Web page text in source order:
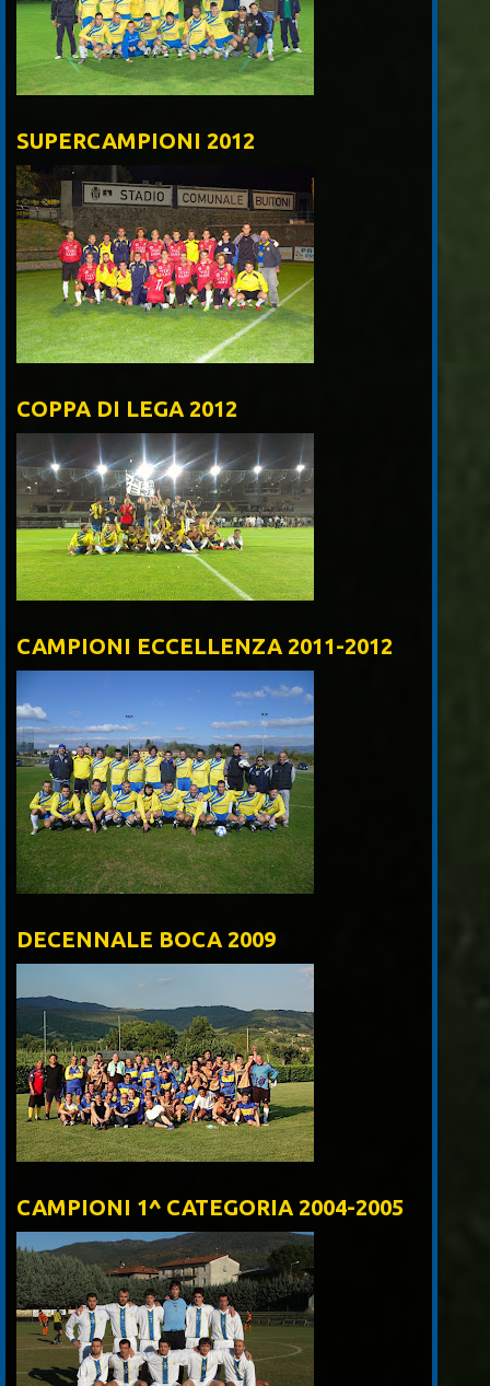
SUPERCAMPIONI 2012
COPPA DI LEGA 2012
CAMPIONI ECCELLENZA 2011-2012
DECENNALE BOCA 2009
CAMPIONI 1^ CATEGORIA 2004-2005